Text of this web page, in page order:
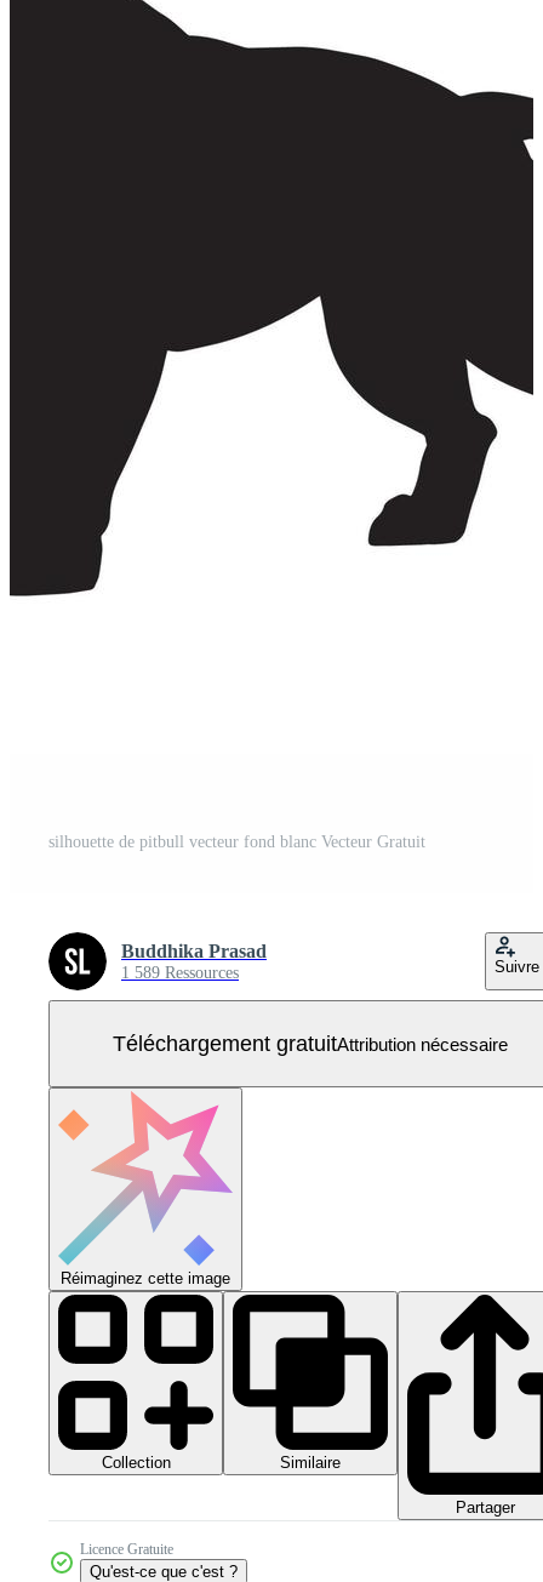
silhouette de pitbull vecteur fond blanc Vecteur Gratuit
Buddhika Prasad
1 589 Ressources Suivre
Téléchargement gratuitAttribution nécessaire
Réimaginez cette image
Collection Similaire
Partager
Licence Gratuite
Qu'est-ce que c'est ?